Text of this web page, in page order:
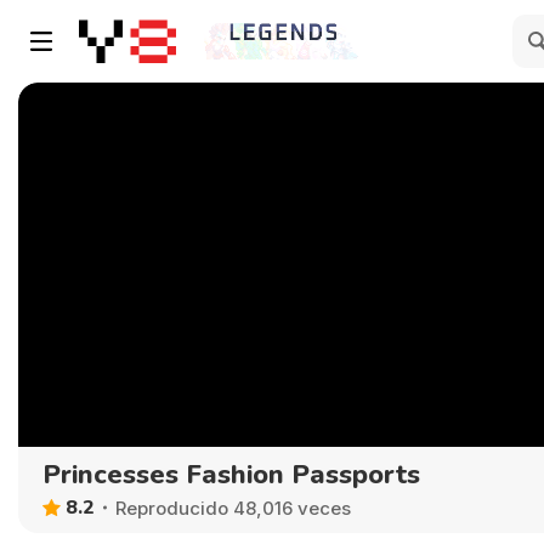
Princesses Fashion Passports
8.2 Reproducido 48,016 veces